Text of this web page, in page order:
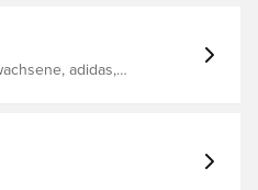
schnell trocknende
EVA-Riemen
adidas,